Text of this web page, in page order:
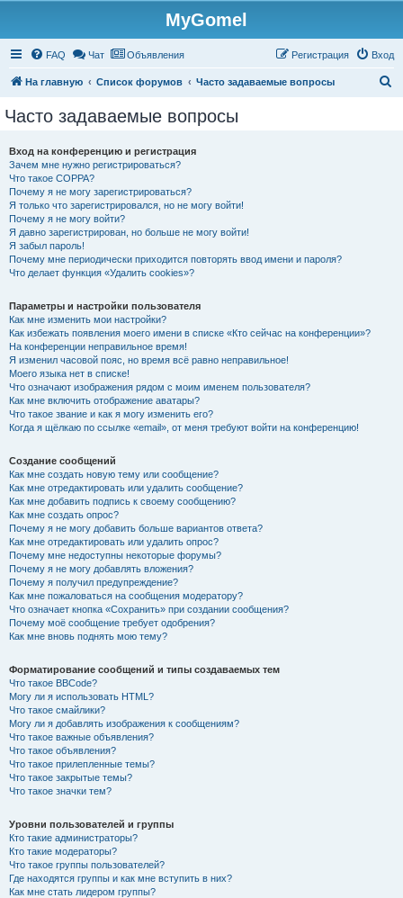
MyGomel
FAQ Чат Объявления Вход
Регистрация
На главную Список форумов Часто задаваемые вопросы
Часто задаваемые вопросы
Вход на конференцию и регистрация
Зачем мне нужно регистрироваться?
Что такое COPPA?
Почему я не могу зарегистрироваться?
Я только что зарегистрировался, но не могу войти!
Почему я не могу войти?
Я давно зарегистрирован, но больше не могу войти!
Я забыл пароль!
Почему мне периодически приходится повторять ввод имени и пароля?
Что делает функция «Удалить cookies»?
Параметры и настройки пользователя
Как мне изменить мои настройки?
Как избежать появления моего имени в списке «Кто сейчас на конференции»?
На конференции неправильное время!
Я изменил часовой пояс, но время всё равно неправильное!
Моего языка нет в списке!
Что означают изображения рядом с моим именем пользователя?
Как мне включить отображение аватары?
Что такое звание и как я могу изменить его?
Когда я щёлкаю по ссылке «email», от меня требуют войти на конференцию!
Создание сообщений
Как мне создать новую тему или сообщение?
Как мне отредактировать или удалить сообщение?
Как мне добавить подпись к своему сообщению?
Как мне создать опрос?
Почему я не могу добавить больше вариантов ответа?
Как мне отредактировать или удалить опрос?
Почему мне недоступны некоторые форумы?
Почему я не могу добавлять вложения?
Почему я получил предупреждение?
Как мне пожаловаться на сообщения модератору?
Что означает кнопка «Сохранить» при создании сообщения?
Почему моё сообщение требует одобрения?
Как мне вновь поднять мою тему?
Форматирование сообщений и типы создаваемых тем
Что такое BBCode?
Могу ли я использовать HTML?
Что такое смайлики?
Могу ли я добавлять изображения к сообщениям?
Что такое важные объявления?
Что такое объявления?
Что такое прилепленные темы?
Что такое закрытые темы?
Что такое значки тем?
Уровни пользователей и группы
Кто такие администраторы?
Кто такие модераторы?
Что такое группы пользователей?
Где находятся группы и как мне вступить в них?
Как мне стать лидером группы?